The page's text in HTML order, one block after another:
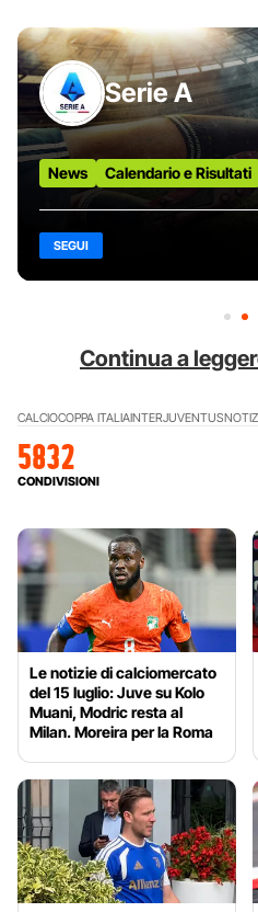
Serie A
News Calendario e Risultati
SEGUI
Continua a
CALCIOCOPPA ITALIAINTERJUVENTUS
5832
CONDIVISIONI
Le notizie di calciomercato
del 15 luglio: Juve su Kolo
Muani, Modric resta al
Milan. Moreira per la Roma